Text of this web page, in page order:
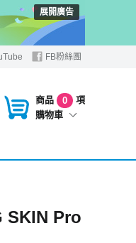
展開廣告
FB粉絲團
商品 0
項
購物車
SKIN Pro